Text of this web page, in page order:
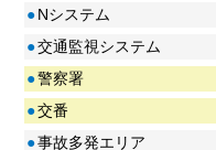
●Nシステム
●交通監視システム
●警察署
●交番
●事故多発エリア